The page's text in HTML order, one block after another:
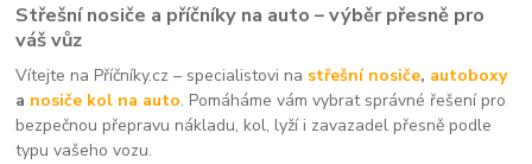
Střešní nosiče a příčníky na auto – výběr přesně pro
váš vůz
Vítejte na Příčníky.cz – specialistovi na střešní nosiče, autoboxy
a nosiče kol na auto. Pomáháme vám vybrat správné řešení pro
bezpečnou přepravu nákladu, kol, lyží i zavazadel přesně podle
typu vašeho vozu.